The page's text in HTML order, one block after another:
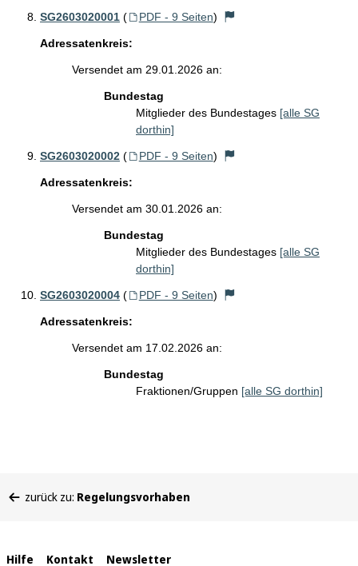
SG2603020001 ( PDF - 9 Seiten)
Adressatenkreis:
Versendet am 29.01.2026 an:
Bundestag
Mitglieder des Bundestages [alle SG
dorthin]
SG2603020002 ( PDF - 9 Seiten)
Adressatenkreis:
Versendet am 30.01.2026 an:
Bundestag
Mitglieder des Bundestages [alle SG
dorthin]
SG2603020004 ( PDF - 9 Seiten)
Adressatenkreis:
Versendet am 17.02.2026 an:
Bundestag
Fraktionen/Gruppen [alle SG dorthin]
befinden
zurück zu: Regelungsvorhaben
Hilfe Kontakt Newsletter